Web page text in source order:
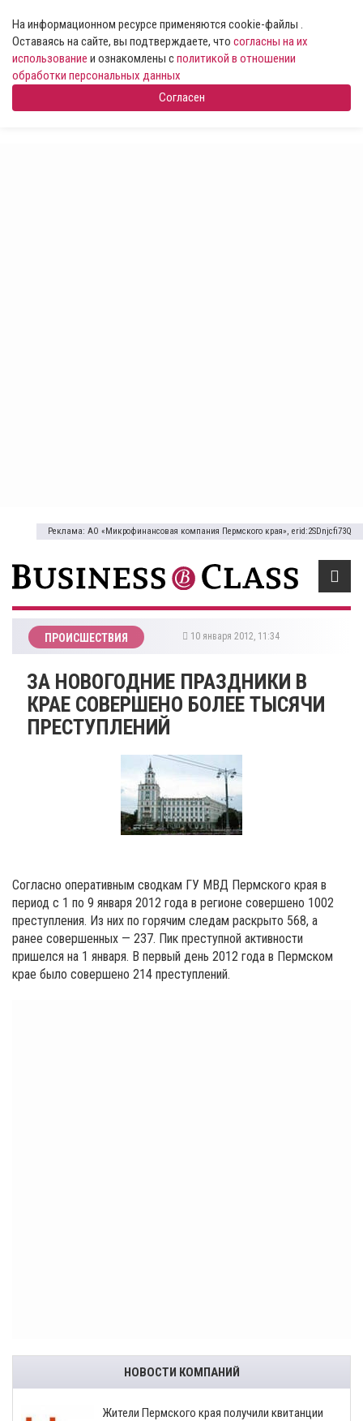
На информационном ресурсе применяются cookie-файлы .
Оставаясь на сайте, вы подтверждаете, что согласны на их
использование и ознакомлены сполитикой в отношении
обработки персональных данных
Согласен
Реклама: АО «Микрофинансовая компания Пермского края», erid:2SDnjcfi73Q
ПРОИСШЕСТВИЯ 10 января 2012, 11:34
ЗА НОВОГОДНИЕ ПРАЗДНИКИ В
КРАЕ СОВЕРШЕНО БОЛЕЕ ТЫСЯЧИ
ПРЕСТУПЛЕНИЙ
Согласно оперативным сводкам ГУ МВД Пермского края в
период с 1 по 9 января 2012 года в регионе совершено 1002
преступления. Из них по горячим следам раскрыто 568, а
ранее совершенных — 237. Пик преступной активности
пришелся на 1 января. В первый день 2012 года в Пермском
крае было совершено 214 преступлений.
НОВОСТИ КОМПАНИЙ
​Жители Пермского края получили квитанции